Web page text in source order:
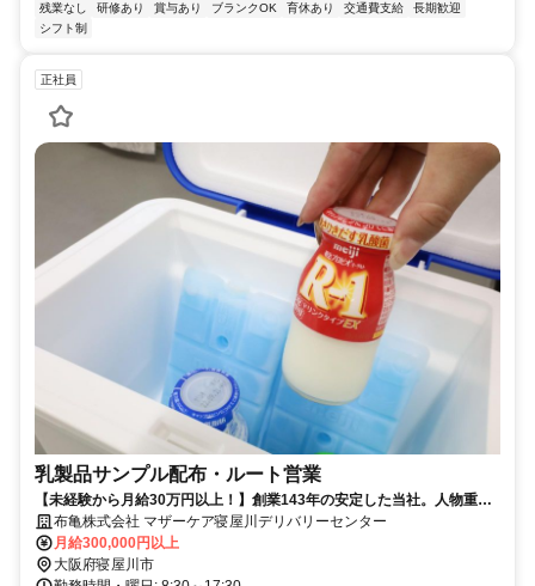
残業なし
研修あり 賞与あり ブランクOK 育休あり 交通費支給
長期歓迎
シフト制
正社員
乳製品サンプル配布・ルート営業
【未経験から月給30万円以上！】創業143年の安定した当社。人物重
視・年齢学歴不問です！
布亀株式会社 マザーケア寝屋川デリバリーセンター
月給300,000円以上
大阪府寝屋川市